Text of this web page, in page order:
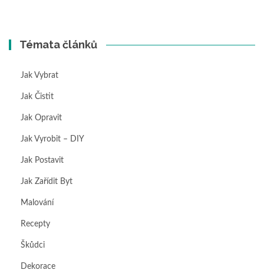
Témata článků
Jak Vybrat
Jak Čistit
Jak Opravit
Jak Vyrobit – DIY
Jak Postavit
Jak Zařídit Byt
Malování
Recepty
Škůdci
Dekorace